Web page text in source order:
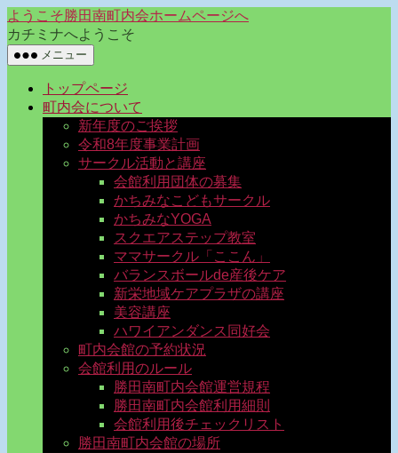
コ
ン
テ
ン
ようこそ勝田南町内会ホームページへ
カチミナへようこそ
メニュー
トップページ
町内会について
新年度のご挨拶
令和8年度事業計画
サークル活動と講座
会館利用団体の募集
かちみなこどもサークル
かちみなYOGA
スクエアステップ教室
ママサークル「ここん」
バランスボールde産後ケア
新栄地域ケアプラザの講座
美容講座
ハワイアンダンス同好会
町内会館の予約状況
会館利用のルール
勝田南町内会館運営規程
勝田南町内会館利用細則
会館利用後チェックリスト
勝田南町内会館の場所